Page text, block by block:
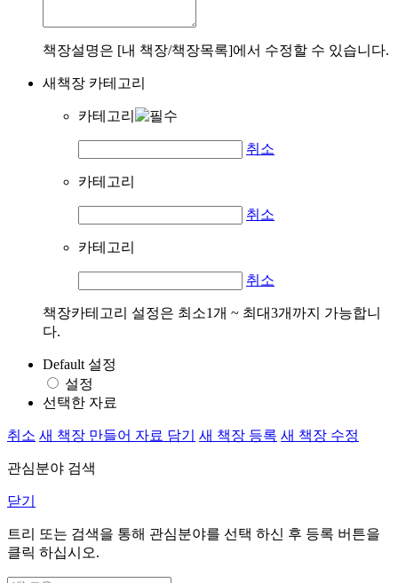
책장설명은 [내 책장/책장목록]에서 수정할 수 있습니다.
새책장 카테고리
카테고리
취소
카테고리
취소
카테고리
취소
책장카테고리 설정은 최소1개 ~ 최대3개까지 가능합니
다.
Default 설정
설정
선택한 자료
취소 새 책장 만들어 자료 담기 새 책장 등록 새 책장 수정
관심분야 검색
닫기
트리 또는 검색을 통해 관심분야를 선택 하신 후 등록 버튼을
클릭 하십시오.